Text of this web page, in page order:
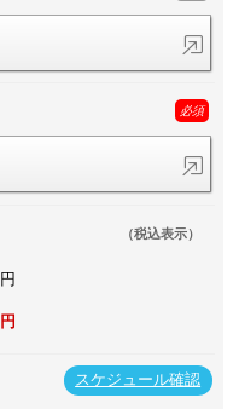
必須
（税込表示）
円
円
スケジュール確認